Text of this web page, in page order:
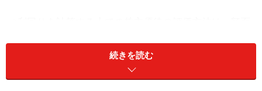
イドが推定）。予想配当＋予想優待利回りはあくまでも
参考としてご覧ください（2019年9月2日の終値で計算し
続きを読む